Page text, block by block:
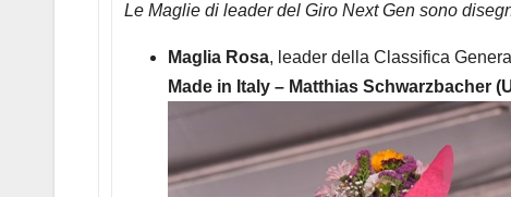
Le Maglie di leader del Giro Next Gen sono
Maglia Rosa, leader della Classifica
Made in Italy – Matthias Schwarzbacher